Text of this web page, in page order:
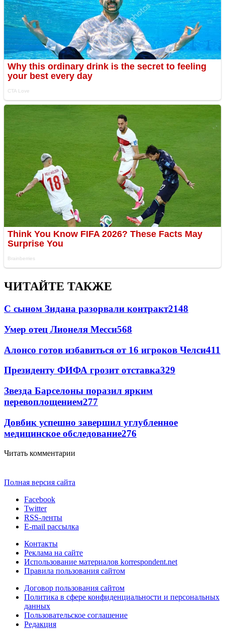
ЧИТАЙТЕ ТАКЖЕ
С сыном Зидана разорвали контракт2148
Умер отец Лионеля Месси568
Алонсо готов избавиться от 16 игроков Челси411
Президенту ФИФА грозит отставка329
Звезда Барселоны поразил ярким
перевоплощением277
Довбик успешно завершил углубленное
медицинское обследование276
Читать комментарии
Полная версия сайта
Facebook
Twitter
RSS-ленты
E-mail рассылка
Контакты
Реклама на сайте
Использование материалов korrespondent.net
Правила пользования сайтом
Договор пользования сайтом
Политика в сфере конфиденциальности и персональных
данных
Пользовательское соглашение
Редакция